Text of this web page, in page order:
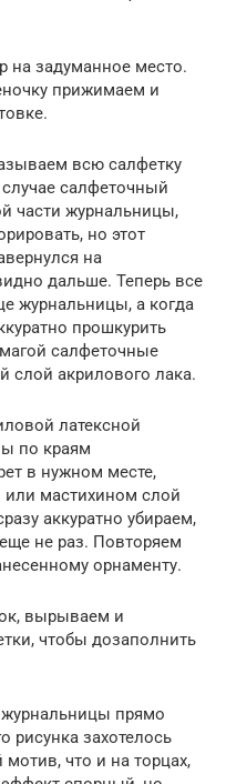
на задуманное место.
прижимаем и
всю салфетку
салфеточный
части журнальницы,
но этот
на
дальше. Теперь все
журнальницы, а когда
прошкурить
салфеточные
слой акрилового лака.
латексной
по краям
в нужном месте,
мастихином слой
аккуратно убираем,
не раз. Повторяем
орнаменту.
вырываем и
чтобы дозаполнить
журнальницы прямо
рисунка захотелось
что и на торцах,